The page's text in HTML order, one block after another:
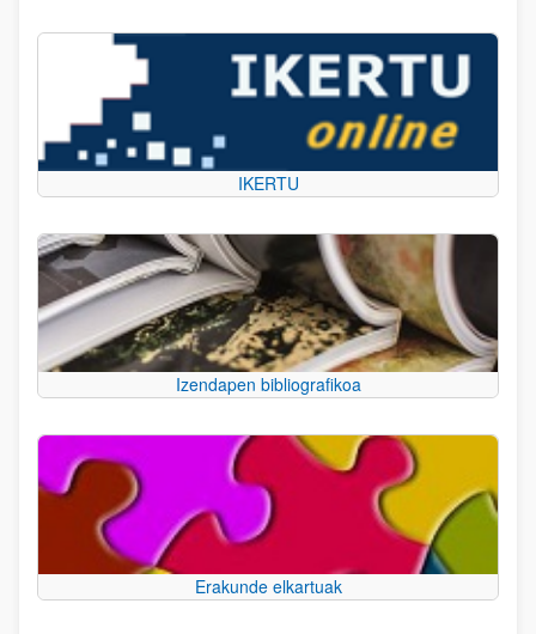
IKERTU
Izendapen bibliografikoa
Erakunde elkartuak